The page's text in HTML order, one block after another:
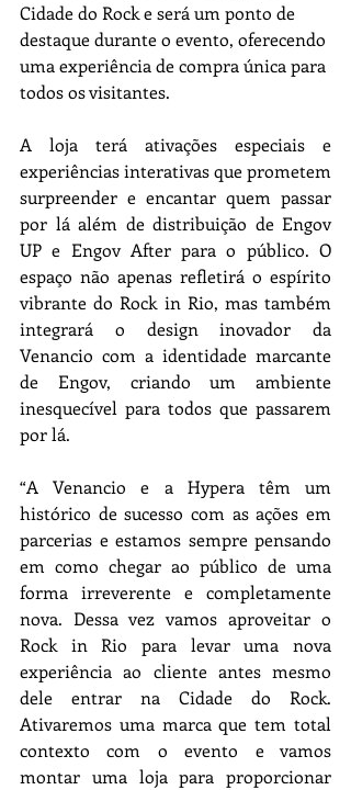
Cidade do Rock e será um ponto de
destaque durante o evento, oferecendo
uma experiência de compra única para
todos os visitantes.
A loja terá ativações especiais e
experiências interativas que prometem
surpreender e encantar quem passar
por lá além de distribuição de Engov
UP e Engov After para o público. O
espaço não apenas refletirá o espírito
vibrante do Rock in Rio, mas também
integrará o design inovador da
Venancio com a identidade marcante
de Engov, criando um ambiente
inesquecível para todos que passarem
por lá.
“A Venancio e a Hypera têm um
histórico de sucesso com as ações em
parcerias e estamos sempre pensando
em como chegar ao público de uma
forma irreverente e completamente
nova. Dessa vez vamos aproveitar o
Rock in Rio para levar uma nova
experiência ao cliente antes mesmo
dele entrar na Cidade do Rock.
Ativaremos uma marca que tem total
contexto com o evento e vamos
montar uma loja para proporcionar